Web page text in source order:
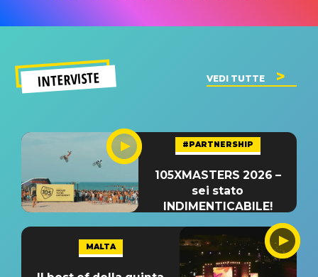
INTERVISTE VEDI TUTTE
#PARTNERSHIP
105XMASTERS 2026 –
sei stato
INDIMENTICABILE!
MALTA